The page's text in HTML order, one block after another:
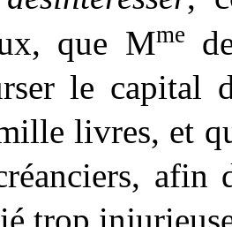
que Mme
le capital
livres, et
afin
trop